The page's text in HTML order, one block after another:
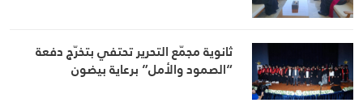
ثانوية مجمّع التحرير تحتفي بتخرّج دفعة
“الصمود والأمل” برعاية بيضون